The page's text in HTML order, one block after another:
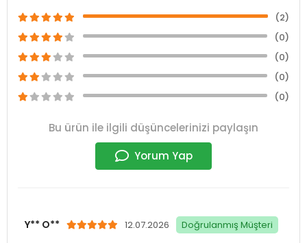
(2)
(0)
(0)
(0)
(0)
Bu ürün ile ilgili düşüncelerinizi paylaşın
Yorum Yap
Y** O** 12.07.2026 Doğrulanmış Müşteri